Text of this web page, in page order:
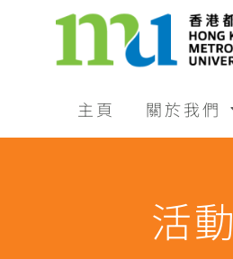
主頁 關於我們
活動